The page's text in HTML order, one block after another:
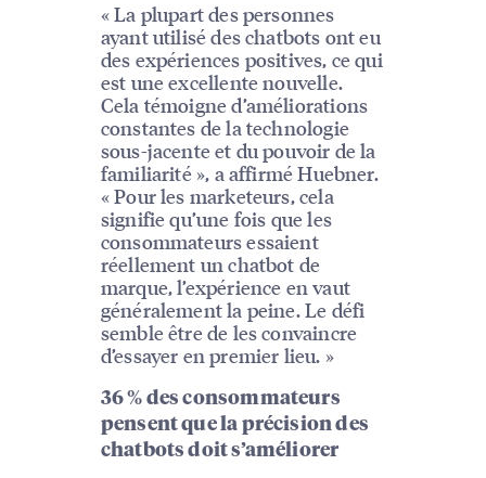
« La plupart des personnes
ayant utilisé des chatbots ont eu
des expériences positives, ce qui
est une excellente nouvelle.
Cela témoigne d’améliorations
constantes de la technologie
sous-jacente et du pouvoir de la
familiarité », a affirmé Huebner.
« Pour les marketeurs, cela
signifie qu’une fois que les
consommateurs essaient
réellement un chatbot de
marque, l’expérience en vaut
généralement la peine. Le défi
semble être de les convaincre
d’essayer en premier lieu. »
36 % des consommateurs
pensent que la précision des
chatbots doit s’améliorer